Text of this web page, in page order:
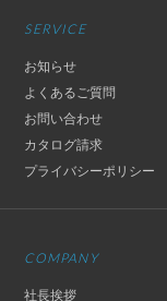
SERVICE
お知らせ
よくあるご質問
お問い合わせ
カタログ請求
プライバシーポリシー
COMPANY
社長挨拶